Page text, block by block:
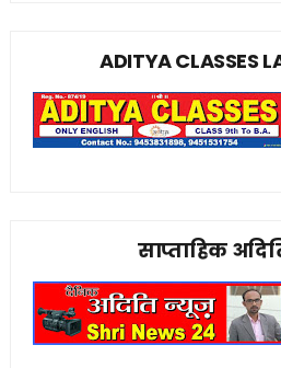
ADITYA CLASSES
साप्ताहिक